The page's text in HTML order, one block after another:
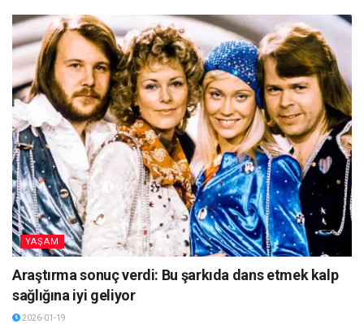
YAŞAM
Araştırma sonuç verdi: Bu şarkıda dans etmek kalp
sağlığına iyi geliyor
2026-01-19